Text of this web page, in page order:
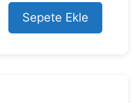
t
o
f
5
Sepete Ekle